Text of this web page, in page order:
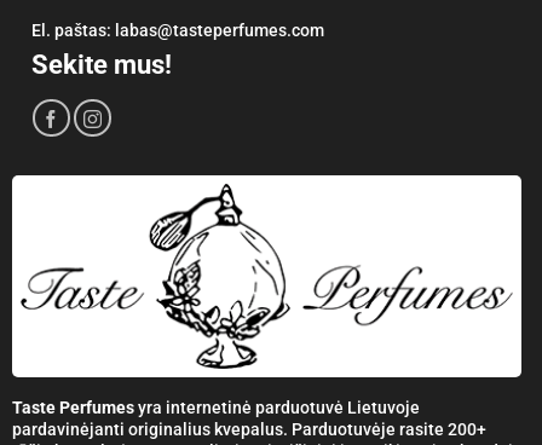
El. paštas: labas@tasteperfumes.com
Sekite mus!
Taste Perfumesyra internetinė parduotuvė Lietuvoje
pardavinėjanti originalius kvepalus. Parduotuvėje rasite 200+